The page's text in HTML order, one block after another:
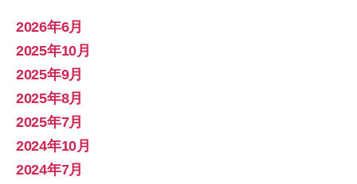
2026年6月
2025年10月
2025年9月
2025年8月
2025年7月
2024年10月
2024年7月